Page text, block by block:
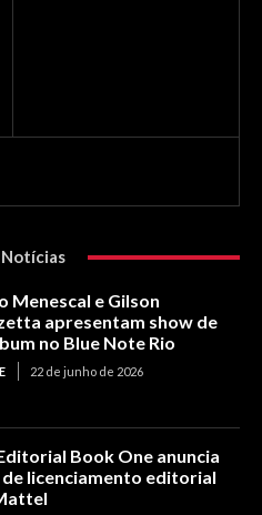
Menescal e Gilson
apresentam show de
no Blue Note Rio
22 de junho de 2026
Book One anuncia
licenciamento editorial